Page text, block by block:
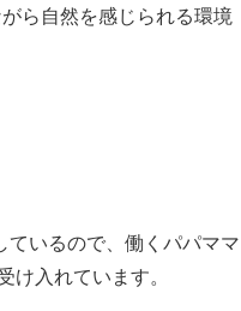
ら自然を感じられる環境
いるので、働くパパママ
入れています。